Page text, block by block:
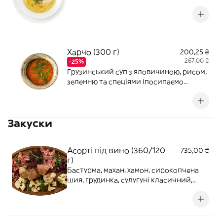
Харчо (300 г)
-25%
200,25 ₴
267,00 ₴
Грузинський суп з яловичиною, рисом,
зеленню та спеціями (посипаємо
Закуски
Асорті під вино (360/120
г)
735,00 ₴
Бастурма, махан, хамон, сирокопчена
шия, грудинка, сулугуні класичний,